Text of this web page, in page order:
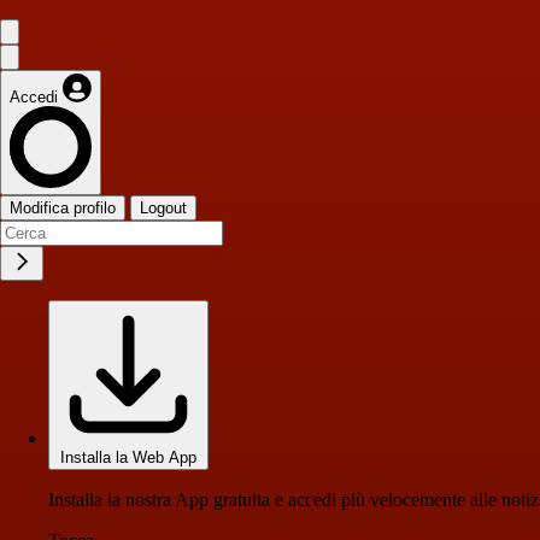
Accedi
Modifica profilo Logout
Installa la Web App
Installa la nostra App gratuita e accedi più velocemente alle